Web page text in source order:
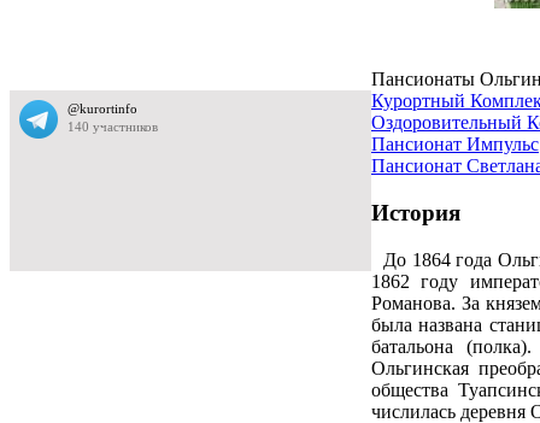
Пансионаты
Курортный
Оздоровительный
Пансионат Импульс
Пансионат
История
До 1864 года
1862 году
Романова. За
была названа
батальона
Ольгинская
общества
числилась деревня